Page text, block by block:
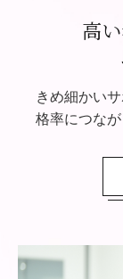
高
きめ細かい
格率につなが